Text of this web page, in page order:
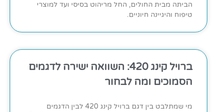
הביתה מבית החולים, החל מריהוט בסיסי ועד למוצרי
טיפוח והיגיינה חיוניים.
ברויל קינג 420: השוואה ישירה לדגמים
הסמוכים ומה לבחור
מי שמתלבט בין דגם ברויל קינג 420 לבין הדגמים